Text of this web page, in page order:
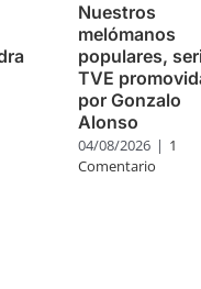
Nuestros
melómanos
populares,
TVE
por Gonzalo
Alonso
04/08/2026 | 1
Comentario